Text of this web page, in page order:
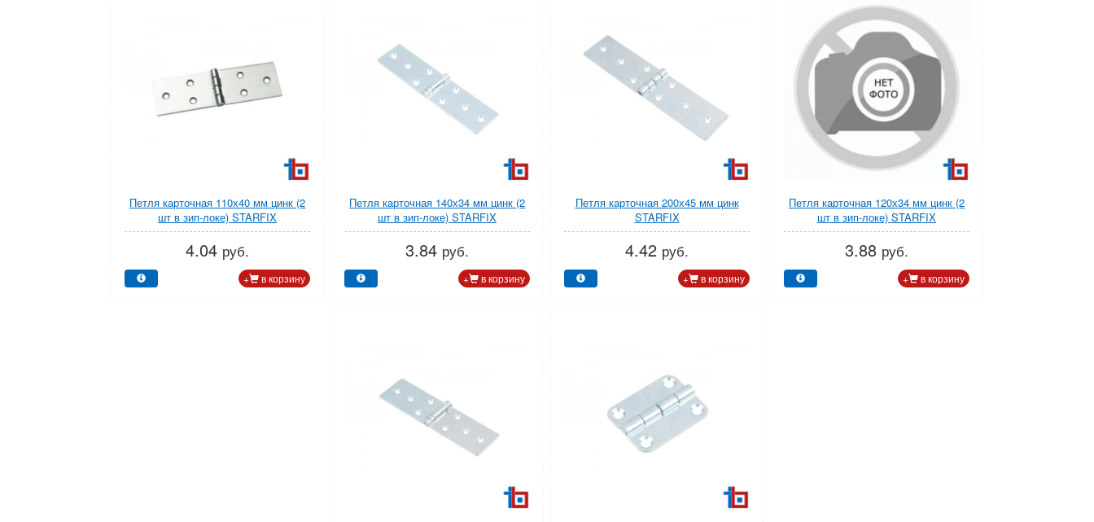
Петля карточная 110х40 мм цинк (2
шт в зип-локе) STARFIX
4.04 руб.
+ в корзину
Петля карточная 140х34 мм цинк (2
шт в зип-локе) STARFIX
3.84 руб.
+ в корзину
Петля карточная 200х45 мм цинк
STARFIX
4.42 руб.
+ в корзину
Петля карточная 120х34 мм цинк (2
шт в зип-локе) STARFIX
3.88 руб.
+ в корзину